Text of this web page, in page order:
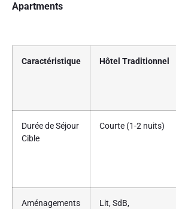
Apartments
Caractéristique Hôtel Traditionnel
Durée de Séjour
Cible
Courte (1-2 nuits)
Aménagements
Lit, SdB,